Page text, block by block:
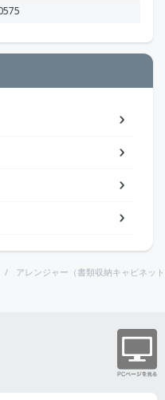
アレンジャー（書類収納キャビネッ